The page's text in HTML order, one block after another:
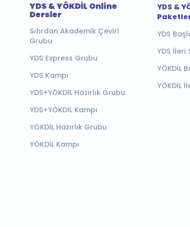
YDS & YÖKDİL Online
Dersler
Sıfırdan Akademik Çeviri
Grubu
YDS Express Grubu
YDS Kampı
YDS+YÖKDİL Hazırlık Grubu
YDS+YÖKDİL Kampı
YÖKDİL Hazırlık Grubu
YÖKDİL Kampı
YDS &
YDS
YDS İleri
YÖKDİL
YÖKDİL